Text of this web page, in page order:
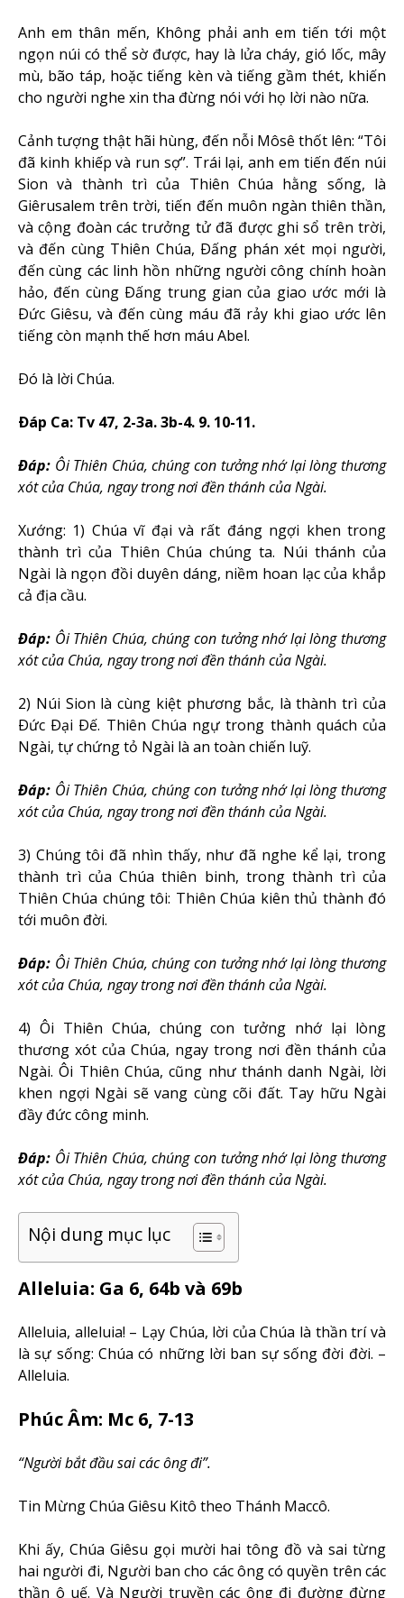
Anh em thân mến, Không phải anh em tiến tới một
ngọn núi có thể sờ được, hay là lửa cháy, gió lốc, mây
mù, bão táp, hoặc tiếng kèn và tiếng gầm thét, khiến
cho người nghe xin tha đừng nói với họ lời nào nữa.
Cảnh tượng thật hãi hùng, đến nỗi Môsê thốt lên: “Tôi
đã kinh khiếp và run sợ”. Trái lại, anh em tiến đến núi
Sion và thành trì của Thiên Chúa hằng sống, là
Giêrusalem trên trời, tiến đến muôn ngàn thiên thần,
và cộng đoàn các trưởng tử đã được ghi sổ trên trời,
và đến cùng Thiên Chúa, Ðấng phán xét mọi người,
đến cùng các linh hồn những người công chính hoàn
hảo, đến cùng Ðấng trung gian của giao ước mới là
Ðức Giêsu, và đến cùng máu đã rảy khi giao ước lên
tiếng còn mạnh thế hơn máu Abel.
Ðó là lời Chúa.
Ðáp Ca: Tv 47, 2-3a. 3b-4. 9. 10-11.
Ðáp: Ôi Thiên Chúa, chúng con tưởng nhớ lại lòng thương
xót của Chúa, ngay trong nơi đền thánh của Ngài.
Xướng: 1) Chúa vĩ đại và rất đáng ngợi khen trong
thành trì của Thiên Chúa chúng ta. Núi thánh của
Ngài là ngọn đồi duyên dáng, niềm hoan lạc của khắp
cả địa cầu.
Ðáp: Ôi Thiên Chúa, chúng con tưởng nhớ lại lòng thương
xót của Chúa, ngay trong nơi đền thánh của Ngài.
2) Núi Sion là cùng kiệt phương bắc, là thành trì của
Ðức Ðại Ðế. Thiên Chúa ngự trong thành quách của
Ngài, tự chứng tỏ Ngài là an toàn chiến luỹ.
Ðáp: Ôi Thiên Chúa, chúng con tưởng nhớ lại lòng thương
xót của Chúa, ngay trong nơi đền thánh của Ngài.
3) Chúng tôi đã nhìn thấy, như đã nghe kể lại, trong
thành trì của Chúa thiên binh, trong thành trì của
Thiên Chúa chúng tôi: Thiên Chúa kiên thủ thành đó
tới muôn đời.
Ðáp: Ôi Thiên Chúa, chúng con tưởng nhớ lại lòng thương
xót của Chúa, ngay trong nơi đền thánh của Ngài.
4) Ôi Thiên Chúa, chúng con tưởng nhớ lại lòng
thương xót của Chúa, ngay trong nơi đền thánh của
Ngài. Ôi Thiên Chúa, cũng như thánh danh Ngài, lời
khen ngợi Ngài sẽ vang cùng cõi đất. Tay hữu Ngài
đầy đức công minh.
Ðáp: Ôi Thiên Chúa, chúng con tưởng nhớ lại lòng thương
xót của Chúa, ngay trong nơi đền thánh của Ngài.
Nội dung mục lục
Alleluia: Ga 6, 64b và 69b
Alleluia, alleluia! – Lạy Chúa, lời của Chúa là thần trí và
là sự sống: Chúa có những lời ban sự sống đời đời. –
Alleluia.
Phúc Âm: Mc 6, 7-13
“Người bắt đầu sai các ông đi”.
Tin Mừng Chúa Giêsu Kitô theo Thánh Maccô.
Khi ấy, Chúa Giêsu gọi mười hai tông đồ và sai từng
hai người đi, Người ban cho các ông có quyền trên các
thần ô uế. Và Người truyền các ông đi đường đừng